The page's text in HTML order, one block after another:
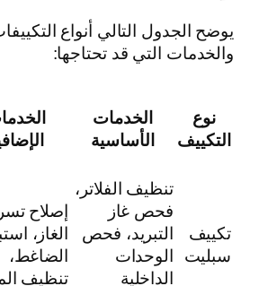
يوضح الجدول التالي أنواع
والخدمات التي قد تحتاجها:
نوع
التكييف
الخدمات
الأساسية
تكييف
سبليت
تنظيف الفلاتر،
فحص غاز
التبريد، فحص
الوحدات
الداخلية
إصلاح
الغاز،
الضاغط،
تنظيف